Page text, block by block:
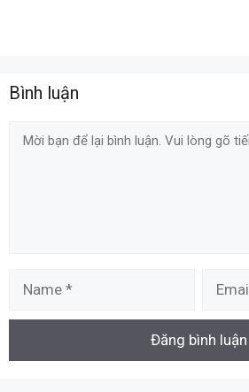
Bình luận
Comment